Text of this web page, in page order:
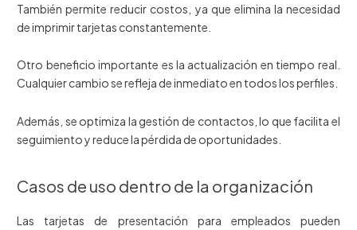
También permite reducir costos, ya que elimina la necesidad
de imprimir tarjetas constantemente.
Otro beneficio importante es la actualización en tiempo real.
Cualquier cambio se refleja de inmediato en todos los perfiles.
Además, se optimiza la gestión de contactos, lo que facilita el
seguimiento y reduce la pérdida de oportunidades.
Casos de uso dentro de la organización
Las tarjetas de presentación para empleados pueden